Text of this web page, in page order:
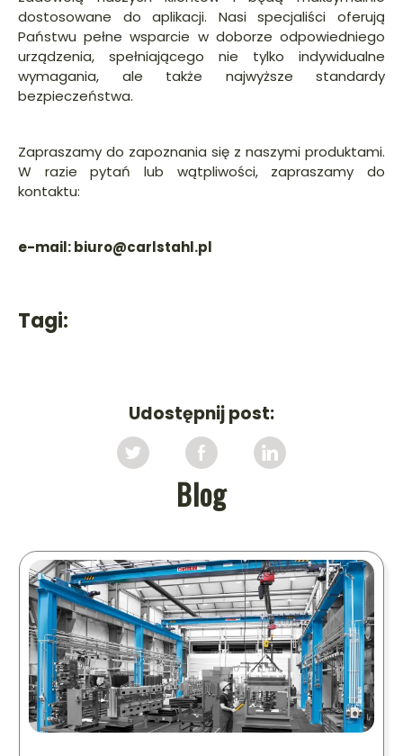
dostosowane do aplikacji. Nasi specjaliści oferują
Państwu pełne wsparcie w doborze odpowiedniego
urządzenia, spełniającego nie tylko indywidualne
wymagania, ale także najwyższe standardy
bezpieczeństwa.
Zapraszamy do zapoznania się z naszymi produktami.
W razie pytań lub wątpliwości, zapraszamy do
kontaktu:
e-mail: biuro@carlstahl.pl
Tagi:
Udostępnij post:
Blog